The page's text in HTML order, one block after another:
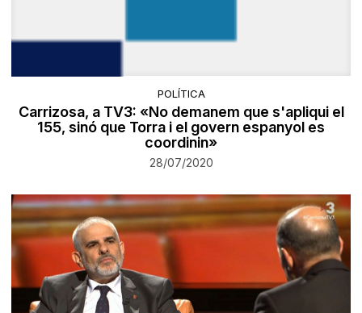
POLÍTICA
Carrizosa, a TV3: «No demanem que s'apliqui el
155, sinó que Torra i el govern espanyol es
coordinin»
28/07/2020